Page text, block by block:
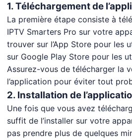
1. Téléchargement de
La première étape consiste à
IPTV Smarters Pro sur votre
trouver sur l’App Store pour les
sur Google Play Store pour les
Assurez-vous de télécharger la
l’application pour éviter tout
2. Installation de
Une fois que vous avez
suffit de l’installer sur votre
pas prendre plus de quelques